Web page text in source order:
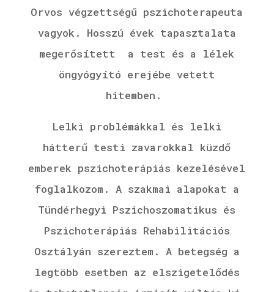
Orvos végzettségű pszichoterapeuta
vagyok. Hosszú évek tapasztalata
megerősített a test és a lélek
öngyógyító erejébe vetett
hitemben.
Lelki problémákkal és lelki
hátterű testi zavarokkal küzdő
emberek pszichoterápiás kezelésével
foglalkozom. A szakmai alapokat a
Tündérhegyi Pszichoszomatikus és
Pszichoterápiás Rehabilitációs
Osztályán szereztem. A betegség a
legtöbb esetben az elszigetelődés